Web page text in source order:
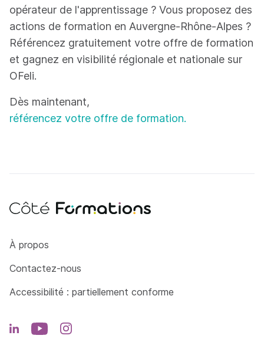
opérateur de l'apprentissage ? Vous proposez des
actions de formation en Auvergne-Rhône-Alpes ?
Référencez gratuitement votre offre de formation
et gagnez en visibilité régionale et nationale sur
OFeli.
Dès maintenant,
référencez votre offre de formation.
Côté Formations
À propos
Contactez-nous
Accessibilité : partiellement conforme